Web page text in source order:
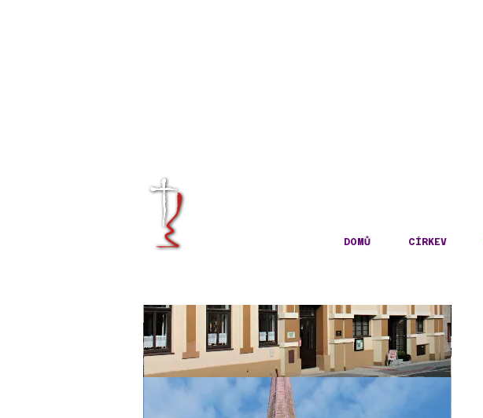
DOMŮ CÍRKEV